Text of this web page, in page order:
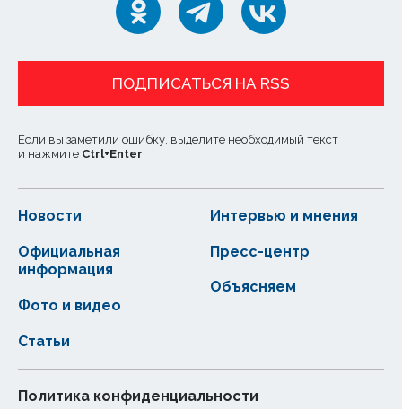
ПОДПИСАТЬСЯ НА RSS
Если вы заметили ошибку, выделите необходимый текст
и нажмите Ctrl+Enter
Новости
Статьи
Официальная
информация
Интервью и мнения
Фото и видео
Пресс-центр
Объясняем
Политика конфиденциальности